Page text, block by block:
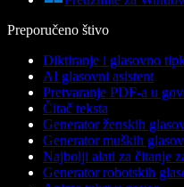
Preporučeno štivo
Diktiranje i glasovno
AI glasovni asistent
Pretvaranje PDF-a u
Čitač teksta
Generator ženskih
Generator muških
Najbolji alati za čitanje
Generator robotskih